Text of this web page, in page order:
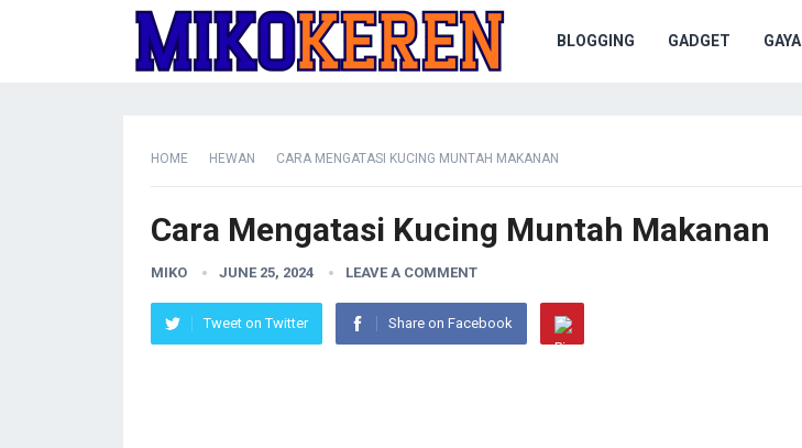
BLOGGING GADGET GAYA
HOME HEWAN CARA MENGATASI KUCING MUNTAH MAKANAN
Cara Mengatasi Kucing Muntah Makanan
MIKO JUNE 25, 2024 LEAVE A COMMENT
Tweet on Twitter Share on Facebook